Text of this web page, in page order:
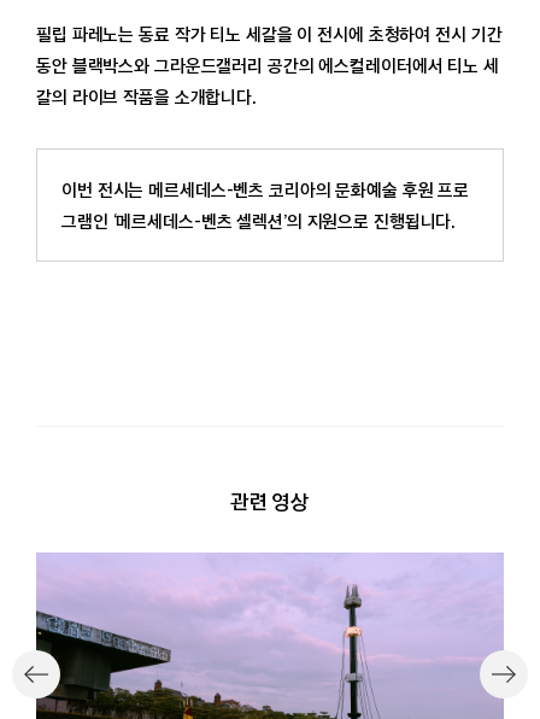
필립 파레노는 동료 작가 티노 세갈을 이 전시에 초청하여 전시 기간
동안 블랙박스와 그라운드갤러리 공간의 에스컬레이터에서 티노 세
갈의 라이브 작품을 소개합니다.
이번 전시는 메르세데스-벤츠 코리아의 문화예술 후원 프로
그램인 ‘메르세데스-벤츠 셀렉션’의 지원으로 진행됩니다.
관련 영상